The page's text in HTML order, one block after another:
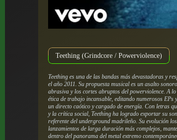
Teething (Grindcore / Powerviolence)
Teething es una de las bandas más devastadoras y
el año 2011. Su propuesta musical es un asalto
abrasiva y los cortes abruptos del powerviolence. A
ética de trabajo incansable, editando numerosos
un directo caótico y cargado de energía. Con letras
y la crítica social, Teething ha logrado exportar su
referente del underground madrileño. Su evolución
lanzamientos de larga duración más complejos,
dentro del panorama del metal extremo